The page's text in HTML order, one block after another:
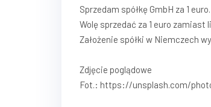
Sprzedam spółkę GmbH za 1
Wolę sprzedać za 1 euro zamiast
Założenie spółki w Niemczech
Zdjęcie poglądowe
Fot.: https://unsplash.com/